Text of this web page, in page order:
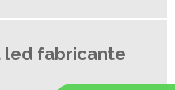
led fabricante